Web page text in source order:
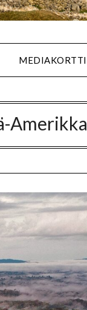
MEDIAKORTTI
Amerikka